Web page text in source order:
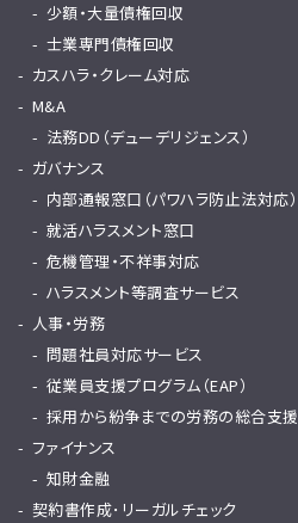
少額・大量債権回収
士業専門債権回収
カスハラ・クレーム対応
M&A
法務DD（デューデリジェンス）
ガバナンス
内部通報窓口（パワハラ防止法対応）
就活ハラスメント窓口
危機管理・不祥事対応
ハラスメント等調査サービス
人事・労務
問題社員対応サービス
従業員支援プログラム（EAP）
採用から紛争までの労務の総合支援
ファイナンス
知財金融
契約書作成･リーガルチェック